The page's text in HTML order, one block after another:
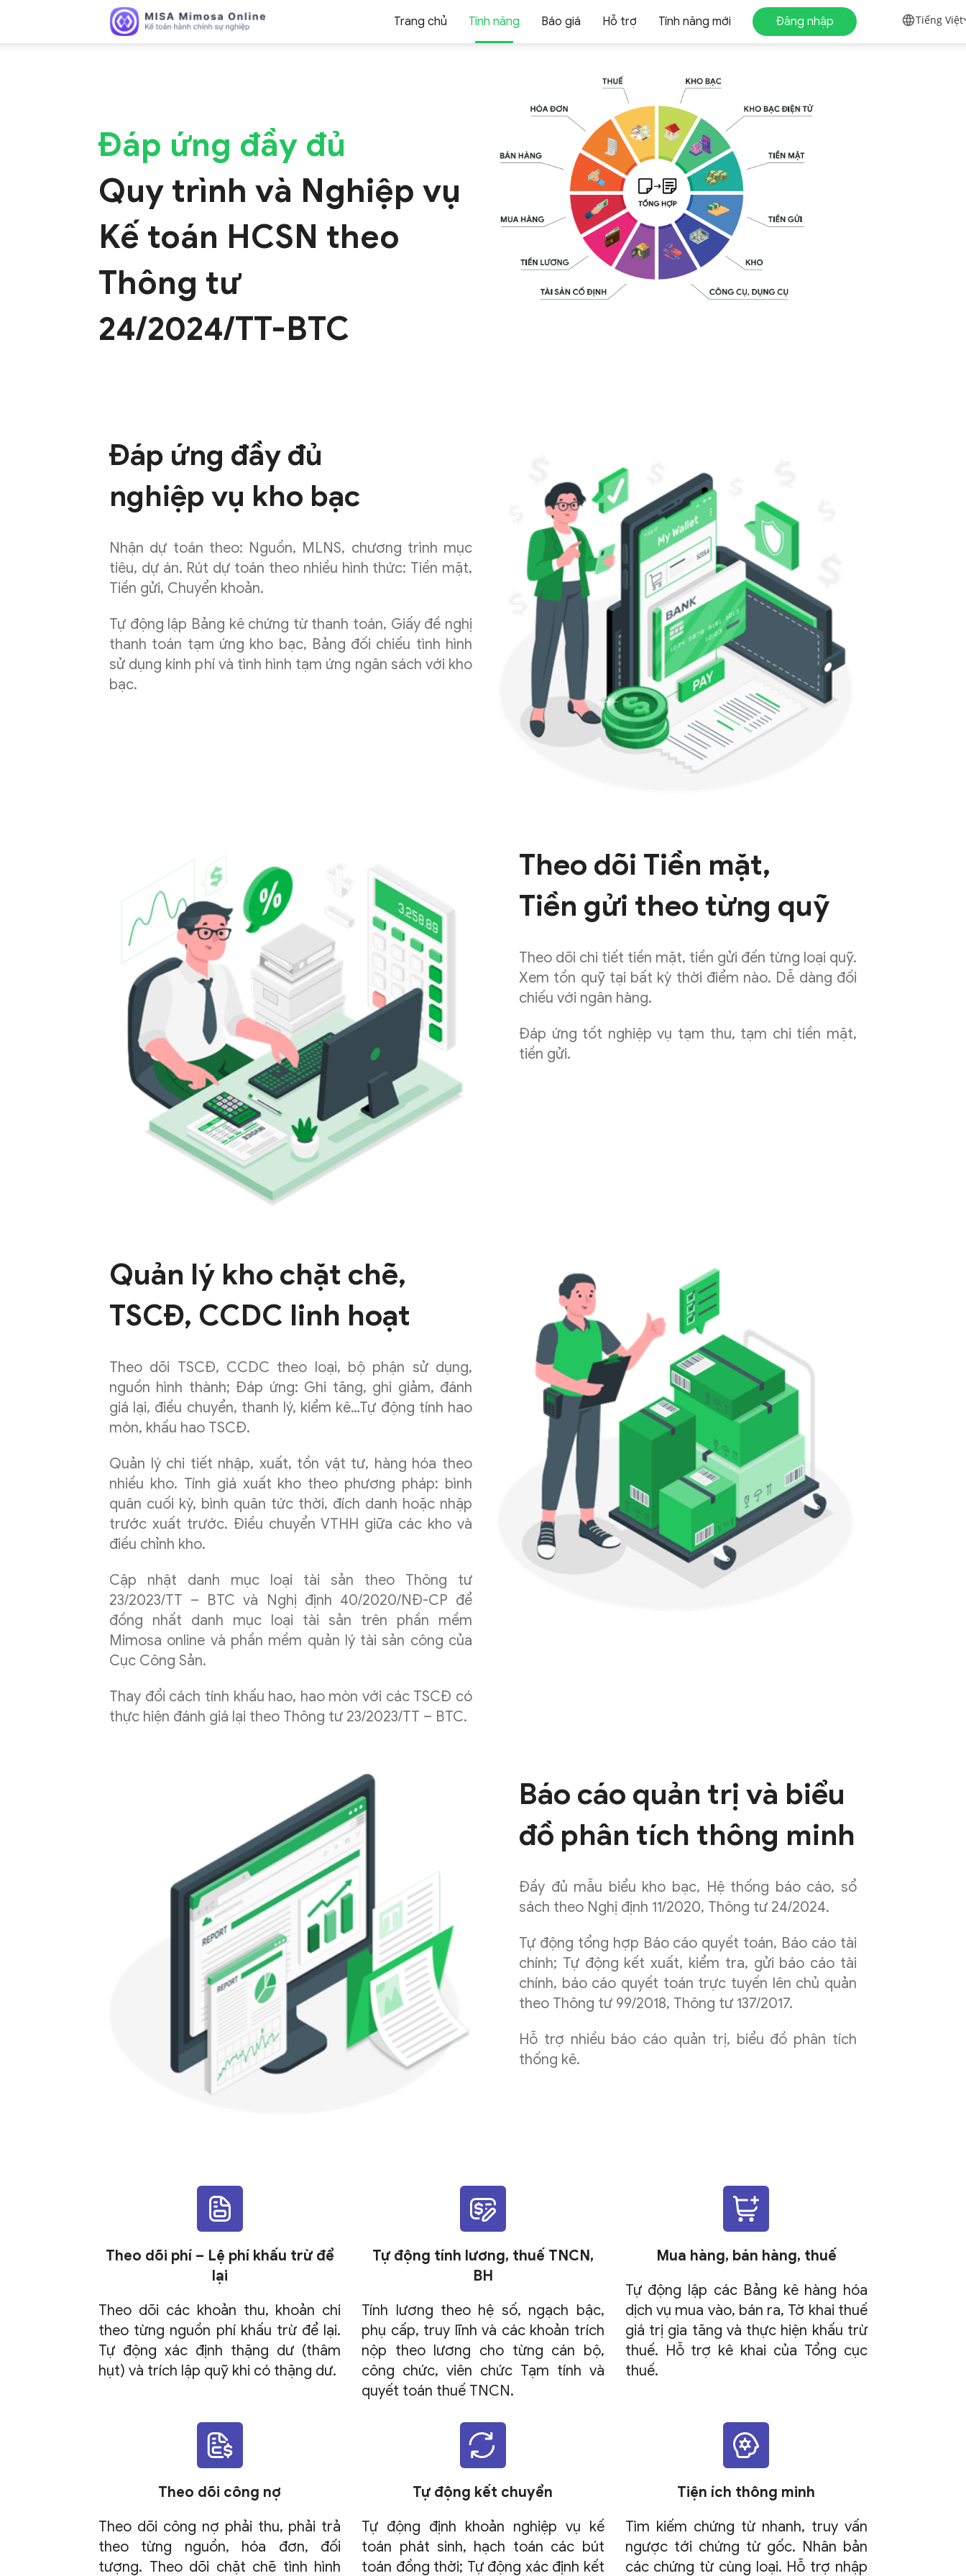
Mimosa
Online
mềm
cho
chính
Tiếng Việt
Trang chủ Tính năng Báo giá Hỗ trợ Tính năng mới Đăng nhập
Đáp ứng đầy đủ
Quy trình và Nghiệp vụ
Kế toán HCSN theo
Thông tư
24/2024/TT-BTC
Đáp ứng đầy đủ
nghiệp vụ kho bạc
Nhận dự toán theo: Nguồn, MLNS, chương trình mục
tiêu, dự án. Rút dự toán theo nhiều hình thức: Tiền mặt,
Tiền gửi, Chuyển khoản.
Tự động lập Bảng kê chứng từ thanh toán, Giấy đề nghị
thanh toán tạm ứng kho bạc, Bảng đối chiếu tình hình
sử dụng kinh phí và tình hình tạm ứng ngân sách với kho
bạc.
Theo dõi Tiền mặt,
Tiền gửi theo từng quỹ
Theo dõi chi tiết tiền mặt, tiền gửi đến từng loại quỹ.
Xem tồn quỹ tại bất kỳ thời điểm nào. Dễ dàng đối
chiếu với ngân hàng.
Đáp ứng tốt nghiệp vụ tạm thu, tạm chi tiền mặt,
tiền gửi.
Quản lý kho chặt chẽ,
TSCĐ, CCDC linh hoạt
Theo dõi TSCĐ, CCDC theo loại, bộ phận sử dụng,
nguồn hình thành; Đáp ứng: Ghi tăng, ghi giảm, đánh
giá lại, điều chuyển, thanh lý, kiểm kê…Tự động tính hao
mòn, khấu hao TSCĐ.
Quản lý chi tiết nhập, xuất, tồn vật tư, hàng hóa theo
nhiều kho. Tính giá xuất kho theo phương pháp: bình
quân cuối kỳ, bình quân tức thời, đích danh hoặc nhập
trước xuất trước. Điều chuyển VTHH giữa các kho và
điều chỉnh kho.
Cập nhật danh mục loại tài sản theo Thông tư
23/2023/TT – BTC và Nghị định 40/2020/NĐ-CP để
đồng nhất danh mục loại tài sản trên phần mềm
Mimosa online và phần mềm quản lý tài sản công của
Cục Công Sản.
Thay đổi cách tính khấu hao, hao mòn với các TSCĐ có
thực hiện đánh giá lại theo Thông tư 23/2023/TT – BTC.
Báo cáo quản trị và biểu
đồ phân tích thông minh
Đầy đủ mẫu biểu kho bạc, Hệ thống báo cáo, sổ
sách theo Nghị định 11/2020, Thông tư 24/2024.
Tự động tổng hợp Báo cáo quyết toán, Báo cáo tài
chính; Tự động kết xuất, kiểm tra, gửi báo cáo tài
chính, báo cáo quyết toán trực tuyến lên chủ quản
theo Thông tư 99/2018, Thông tư 137/2017.
Hỗ trợ nhiều báo cáo quản trị, biểu đồ phân tích
thống kê.
Theo dõi phí – Lệ phí khấu trừ để
lại
Theo dõi các khoản thu, khoản chi
theo từng nguồn phí khấu trừ để lại.
Tự động xác định thặng dư (thâm
hụt) và trích lập quỹ khi có thặng dư.
Tự động tính lương, thuế TNCN,
BH
Tính lương theo hệ số, ngạch bậc,
phụ cấp, truy lĩnh và các khoản trích
nộp theo lương cho từng cán bộ,
công chức, viên chức Tạm tính và
quyết toán thuế TNCN.
Mua hàng, bán hàng, thuế
Tự động lập các Bảng kê hàng hóa
dịch vụ mua vào, bán ra, Tờ khai thuế
giá trị gia tăng và thực hiện khấu trừ
thuế. Hỗ trợ kê khai của Tổng cục
thuế.
Theo dõi công nợ
Theo dõi công nợ phải thu, phải trả
theo từng nguồn, hóa đơn, đối
tượng. Theo dõi chặt chẽ tình hình
Tự động kết chuyển
Tự động định khoản nghiệp vụ kế
toán phát sinh, hạch toán các bút
toán đồng thời; Tự động xác định kết
Tiện ích thông minh
Tìm kiếm chứng từ nhanh, truy vấn
ngược tới chứng từ gốc. Nhân bản
các chứng từ cùng loại. Hỗ trợ nhập